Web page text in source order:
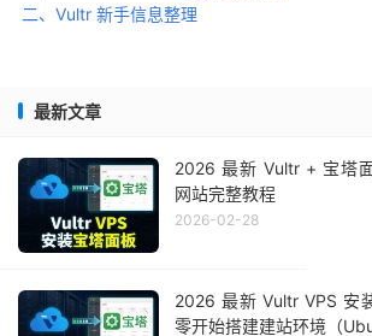
二、Vultr 新手信息整理
最新文章
2026 最新 Vultr + 宝塔
网站完整教程
2026-02-28
2026 最新 Vultr VPS 安
零开始搭建建站环境（